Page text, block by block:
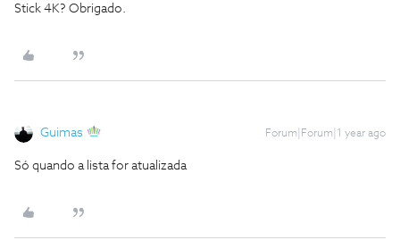
Stick 4K? Obrigado.
Guimas Forum|Forum|1 year ago
Só quando a lista for atualizada